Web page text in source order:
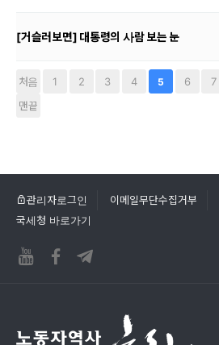
[거슬러보면] 대통령의 사람 보는 눈
처음 1 2 3 4 5 6 7
맨끝
관리자로그인 이메일무단수집거부
국세청 바로가기